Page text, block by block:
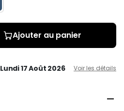
Ajouter au panier
Lundi 17 Août 2026 Voir les détails
